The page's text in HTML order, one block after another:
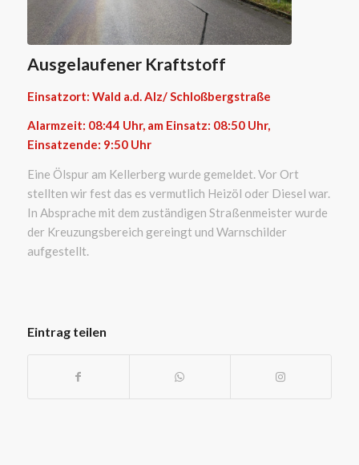
Ausgelaufener Kraftstoff
Einsatzort: Wald a.d. Alz/ Schloßbergstraße
Alarmzeit: 08:44 Uhr, am Einsatz: 08:50 Uhr,
Einsatzende: 9:50 Uhr
Eine Ölspur am Kellerberg wurde gemeldet. Vor Ort
stellten wir fest das es vermutlich Heizöl oder Diesel war.
In Absprache mit dem zuständigen Straßenmeister wurde
der Kreuzungsbereich gereingt und Warnschilder
aufgestellt.
Eintrag teilen